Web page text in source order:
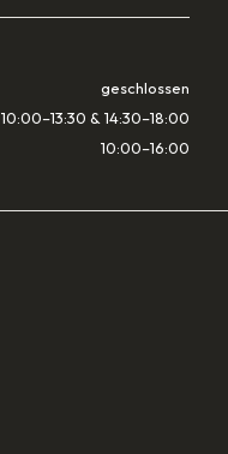
geschlossen
10:00–13:30 & 14:30–18:00
10:00–16:00